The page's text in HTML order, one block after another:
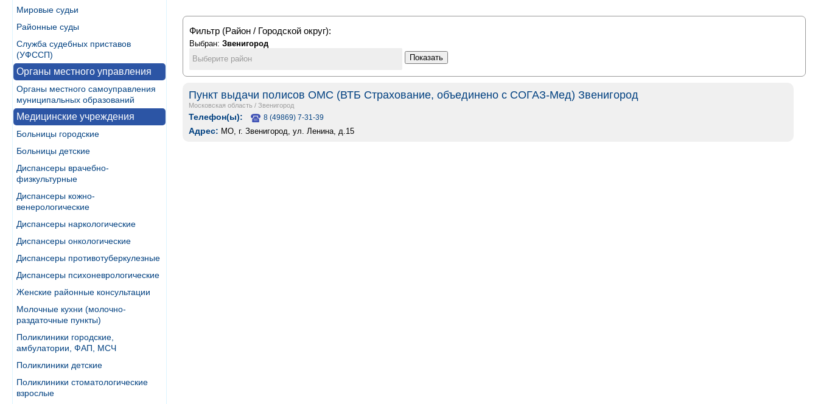
Мировые судьи
Районные суды
Служба судебных приставов
(УФССП)
Органы местного управления
Органы местного самоуправления
муниципальных образований
Медицинские учреждения
Больницы городские
Больницы детские
Диспансеры врачебно-
физкультурные
Диспансеры кожно-
венерологические
Диспансеры наркологические
Диспансеры онкологические
Диспансеры противотуберкулезные
Диспансеры психоневрологические
Женские районные консультации
Молочные кухни (молочно-
раздаточные пункты)
Поликлиники городские,
амбулатории, ФАП, МСЧ
Поликлиники детские
Поликлиники стоматологические
взрослые
Фильтр (Район / Городской округ):
Выбран: Звенигород
Выберите район
Показать
Пункт выдачи полисов ОМС (ВТБ Страхование, объединено с СОГАЗ-Мед) Звенигород
Московская область / Звенигород
Телефон(ы): 8 (49869) 7-31-39
Адрес: МО, г. Звенигород, ул. Ленина, д.15